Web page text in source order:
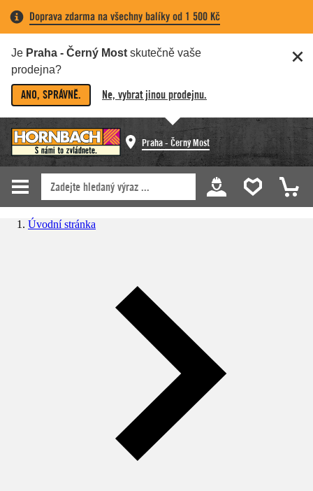
Doprava zdarma na všechny balíky od 1 500 Kč
Je Praha - Černý Most skutečně vaše
prodejna?
ANO, SPRÁVNĚ. Ne, vybrat jinou prodejnu.
Praha - Černý Most
Úvodní stránka